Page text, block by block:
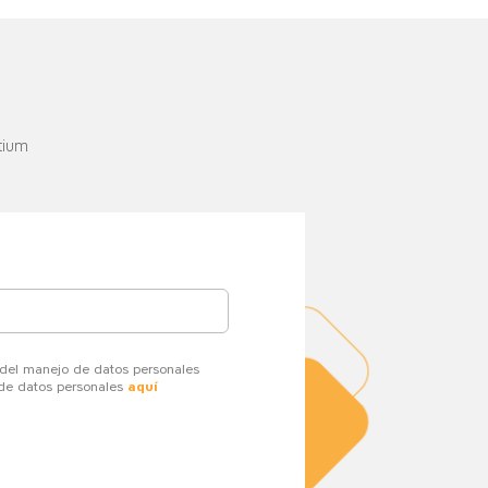
manejo de datos personales
datos personales aquí